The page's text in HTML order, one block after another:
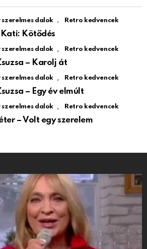
dalok , Retro kedvencek
Kati: Kötődés
dalok , Retro kedvencek
– Karolj át
dalok , Retro kedvencek
– Egy év elmúlt
dalok , Retro kedvencek
– Volt egy szerelem